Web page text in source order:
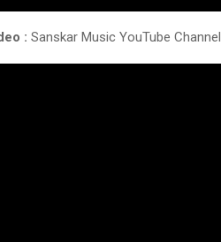
: Sanskar Music YouTube Channel